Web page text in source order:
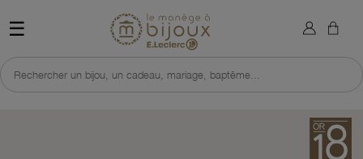
☰ Retour à l'accueil du site
Rechercher un bijou, un cadeau, mariage, baptême...
×